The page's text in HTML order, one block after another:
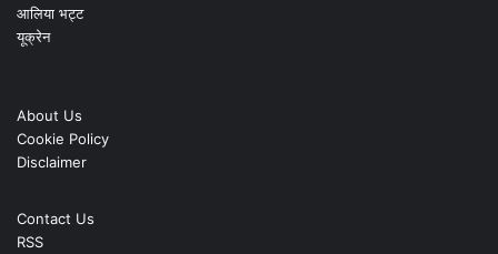
आलिया भट्ट
यूक्रेन
About Us
Cookie Policy
Disclaimer
Contact Us
RSS